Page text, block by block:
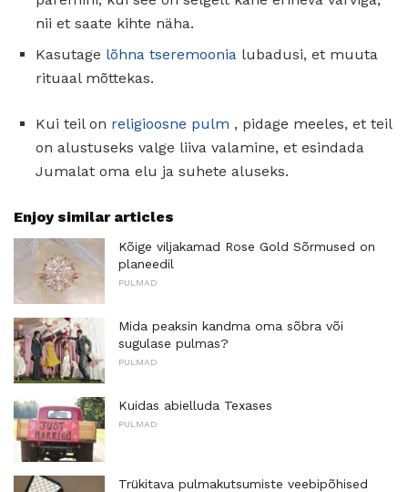
nii et saate kihte näha.
Kasutage lõhna tseremoonia lubadusi, et muuta
rituaal mõttekas.
Kui teil on religioosne pulm , pidage meeles, et teil
on alustuseks valge liiva valamine, et esindada
Jumalat oma elu ja suhete aluseks.
Enjoy similar articles
Kõige viljakamad Rose Gold Sõrmused on
planeedil
PULMAD
Mida peaksin kandma oma sõbra või
sugulase pulmas?
PULMAD
Kuidas abielluda Texases
PULMAD
Trükitava pulmakutsumiste veebipõhised